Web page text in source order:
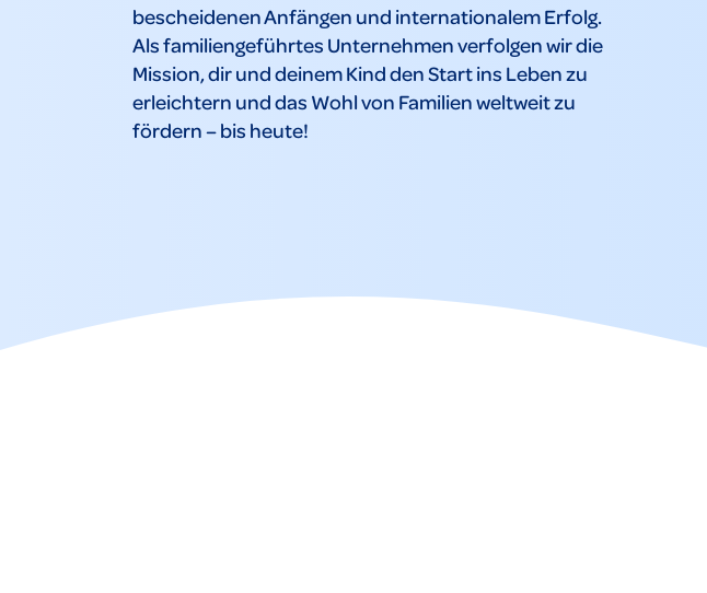
bescheidenen Anfängen und internationalem Erfolg.
Als familiengeführtes Unternehmen verfolgen wir die
Mission, dir und deinem Kind den Start ins Leben zu
erleichtern und das Wohl von Familien weltweit zu
fördern – bis heute!